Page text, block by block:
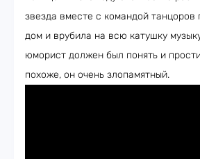
звезда вместе с командой танцоров
дом и врубила на всю катушку
юморист должен был понять и
похоже, он очень злопамятный.